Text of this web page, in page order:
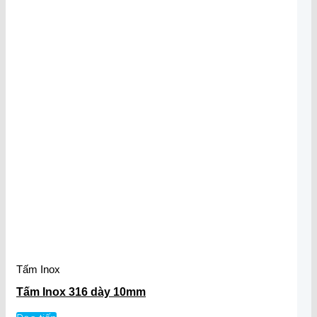
Tấm Inox
Tấm Inox 316 dày 10mm